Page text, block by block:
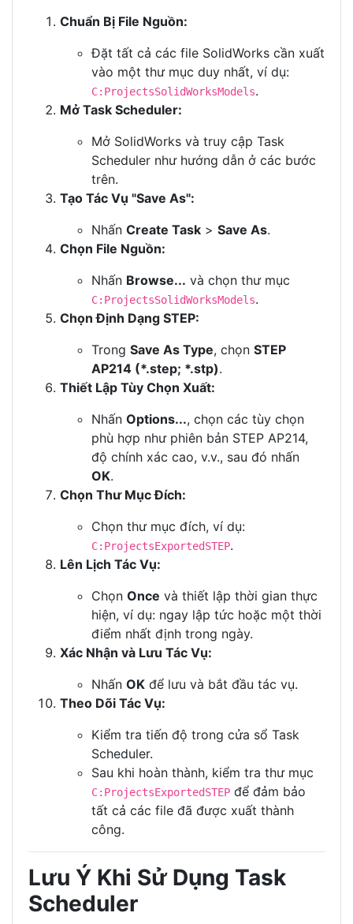
Chuẩn Bị File Nguồn:
Đặt tất cả các file SolidWorks cần xuất
vào một thư mục duy nhất, ví dụ:
C:ProjectsSolidWorksModels.
Mở Task Scheduler:
Mở SolidWorks và truy cập Task
Scheduler như hướng dẫn ở các bước
trên.
Tạo Tác Vụ "Save As":
Nhấn Create Task > Save As.
Chọn File Nguồn:
Nhấn Browse... và chọn thư mục
C:ProjectsSolidWorksModels.
Chọn Định Dạng STEP:
Trong Save As Type, chọn STEP
AP214 (*.step; *.stp).
Thiết Lập Tùy Chọn Xuất:
Nhấn Options..., chọn các tùy chọn
phù hợp như phiên bản STEP AP214,
độ chính xác cao, v.v., sau đó nhấn
OK.
Chọn Thư Mục Đích:
Chọn thư mục đích, ví dụ:
C:ProjectsExportedSTEP.
Lên Lịch Tác Vụ:
Chọn Once và thiết lập thời gian thực
hiện, ví dụ: ngay lập tức hoặc một thời
điểm nhất định trong ngày.
Xác Nhận và Lưu Tác Vụ:
Nhấn OK để lưu và bắt đầu tác vụ.
Theo Dõi Tác Vụ:
Kiểm tra tiến độ trong cửa sổ Task
Scheduler.
Sau khi hoàn thành, kiểm tra thư mục
C:ProjectsExportedSTEP để đảm bảo
tất cả các file đã được xuất thành
công.
Lưu Ý Khi Sử Dụng Task
Scheduler